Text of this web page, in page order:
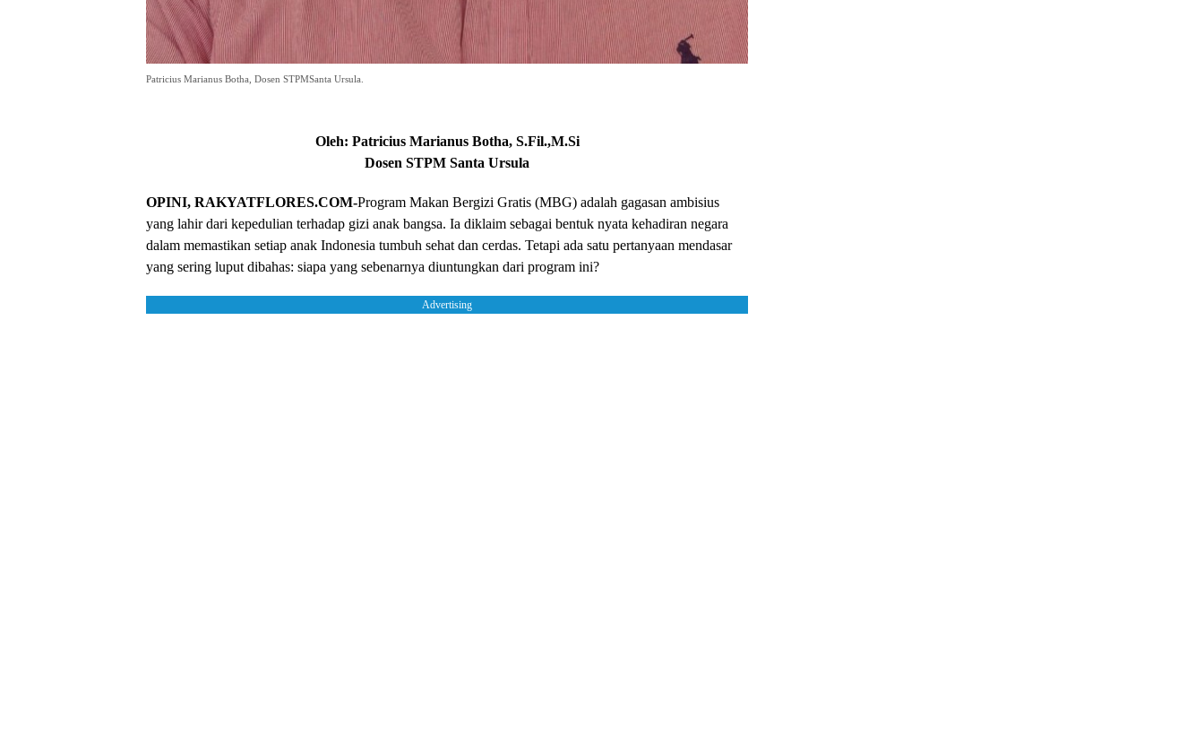
Patricius Marianus Botha, Dosen STPMSanta Ursula.
Oleh: Patricius Marianus Botha, S.Fil.,M.Si
Dosen STPM Santa Ursula
OPINI, RAKYATFLORES.COM-Program Makan Bergizi Gratis (MBG) adalah gagasan ambisius
yang lahir dari kepedulian terhadap gizi anak bangsa. Ia diklaim sebagai bentuk nyata kehadiran negara
dalam memastikan setiap anak Indonesia tumbuh sehat dan cerdas. Tetapi ada satu pertanyaan mendasar
yang sering luput dibahas: siapa yang sebenarnya diuntungkan dari program ini?
Advertising